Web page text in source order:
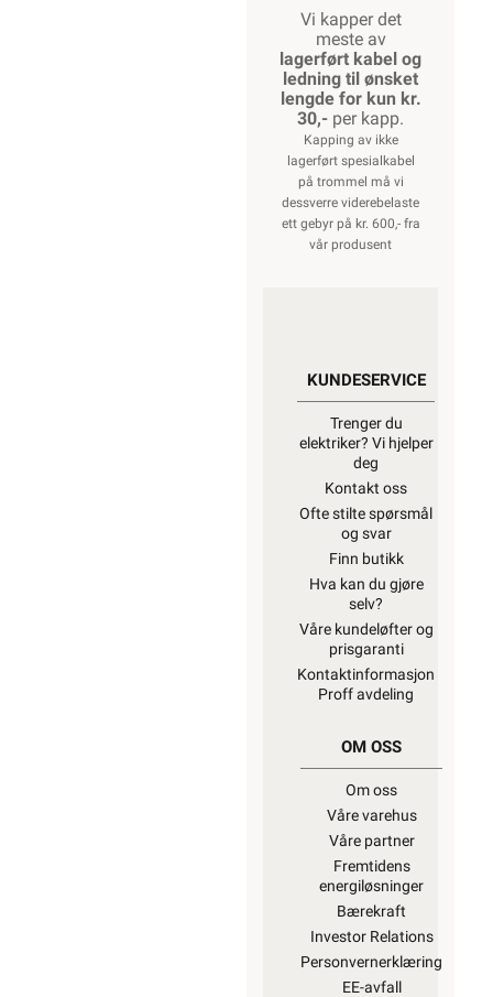
Vi kapper det
meste av
lagerført kabel og
ledning til ønsket
lengde for kun kr.
30,- per kapp.
Kapping av ikke
lagerført spesialkabel
på trommel må vi
dessverre viderebelaste
ett gebyr på kr. 600,- fra
vår produsent
KUNDESERVICE
Trenger du
elektriker? Vi hjelper
deg
Kontakt oss
Ofte stilte spørsmål
og svar
Finn butikk
Hva kan du gjøre
selv?
Våre kundeløfter og
prisgaranti
Kontaktinformasjon
Proff avdeling
OM OSS
Om oss
Våre varehus
Våre partner
Fremtidens
energiløsninger
Bærekraft
Investor Relations
Personvernerklæring
EE-avfall